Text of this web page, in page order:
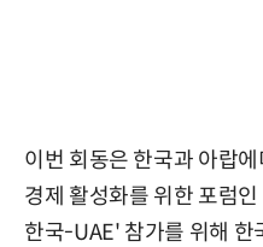
이번 회동은 한국과 아랍
경제 활성화를 위한 포럼
한국-UAE' 참가를 위해 한